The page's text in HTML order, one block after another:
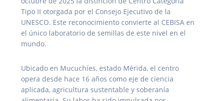
Tipo II otorgada por el Consejo Ejecutivo de la
UNESCO. Este reconocimiento convierte al CEBISA en
el único laboratorio de semillas de este nivel en el
mundo.
Ubicado en Mucuchíes, estado Mérida, el centro
opera desde hace 16 años como eje de ciencia
aplicada, agricultura sustentable y soberanía